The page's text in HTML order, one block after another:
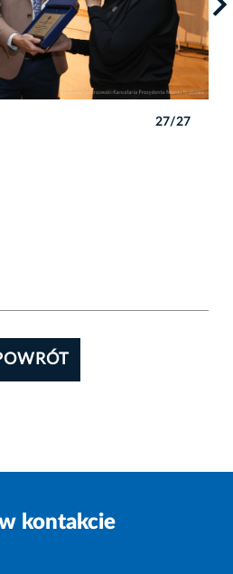
27/27
kontakcie